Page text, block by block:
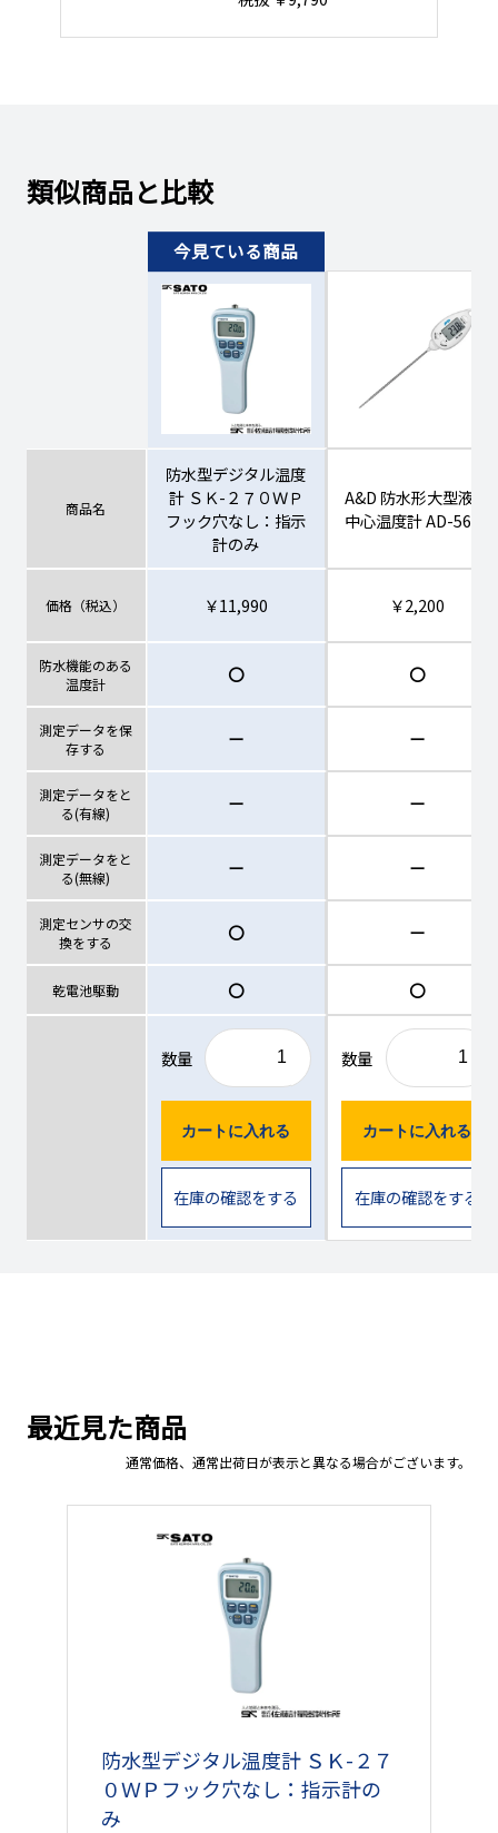
類似商品と比較
商品名
防水型デジタル温度
計 ＳＫ-２７０ＷＰ
フック穴なし：指示
計のみ
A&D 防水形大型液晶
中心温度計 AD-5629
価格（税込） ￥11,990 ￥2,200
防水機能のある
温度計
〇 〇
測定データを保
存する
ー ー
測定データをと
る(有線)
ー ー
測定データをと
る(無線)
ー ー
測定センサの交
換をする
〇 ー
乾電池駆動 〇 〇
数量
カートに入れる
在庫の確認をする
数量
カートに入れる
在庫の確認をする
最近見た商品
通常価格、通常出荷日が表示と異なる場合がございます。
防水型デジタル温度計 ＳＫ-２７
０ＷＰフック穴なし：指示計の
み